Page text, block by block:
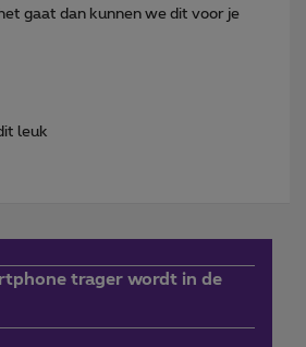
gaat dan kunnen we dit voor je
leuk
trager wordt in de